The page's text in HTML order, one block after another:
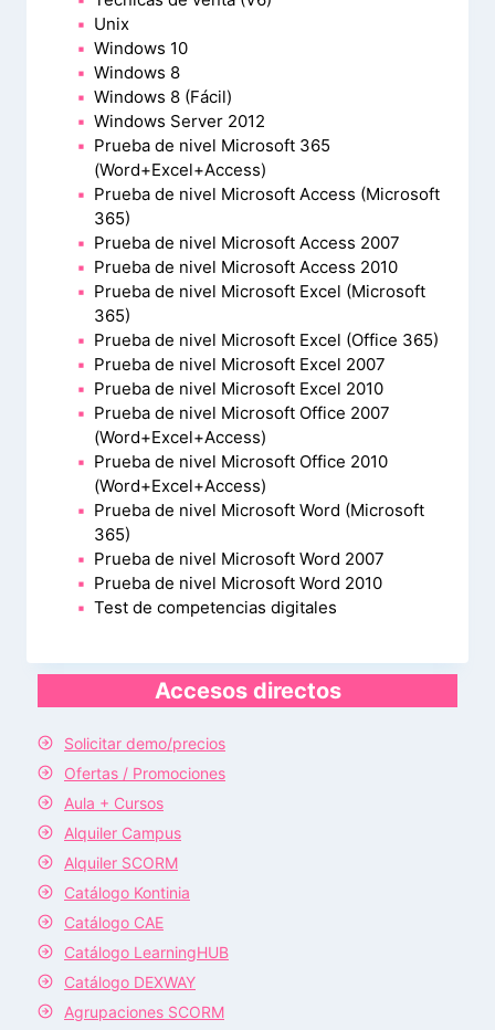
Unix
Windows 10
Windows 8
Windows 8 (Fácil)
Windows Server 2012
Prueba de nivel Microsoft 365
(Word+Excel+Access)
Prueba de nivel Microsoft Access (Microsoft
365)
Prueba de nivel Microsoft Access 2007
Prueba de nivel Microsoft Access 2010
Prueba de nivel Microsoft Excel (Microsoft
365)
Prueba de nivel Microsoft Excel (Office 365)
Prueba de nivel Microsoft Excel 2007
Prueba de nivel Microsoft Excel 2010
Prueba de nivel Microsoft Office 2007
(Word+Excel+Access)
Prueba de nivel Microsoft Office 2010
(Word+Excel+Access)
Prueba de nivel Microsoft Word (Microsoft
365)
Prueba de nivel Microsoft Word 2007
Prueba de nivel Microsoft Word 2010
Test de competencias digitales
Accesos directos
Solicitar demo/precios
Ofertas / Promociones
Aula + Cursos
Alquiler Campus
Alquiler SCORM
Catálogo Kontinia
Catálogo CAE
Catálogo LearningHUB
Catálogo DEXWAY
Agrupaciones SCORM